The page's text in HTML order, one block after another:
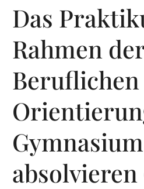
Das
Rahmen
Beruflichen
Gymnasium
absolvieren